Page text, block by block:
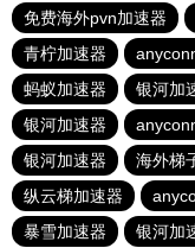
免费海外pvn加速器
青柠加速器
蚂蚁加速器
银河加
银河加速器
银河加速器
海外梯
纵云梯加速器
暴雪加速器
银河加